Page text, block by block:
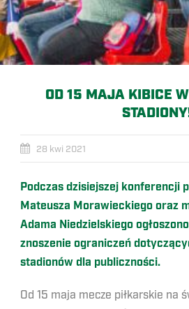
OD 15 MAJA KIBICE
28 kwi 2021
Podczas dzisiejszej konferencji
Mateusza Morawieckiego oraz
Adama Niedzielskiego
znoszenie ograniczeń
stadionów dla publiczności.
Od 15 maja mecze piłkarskie na